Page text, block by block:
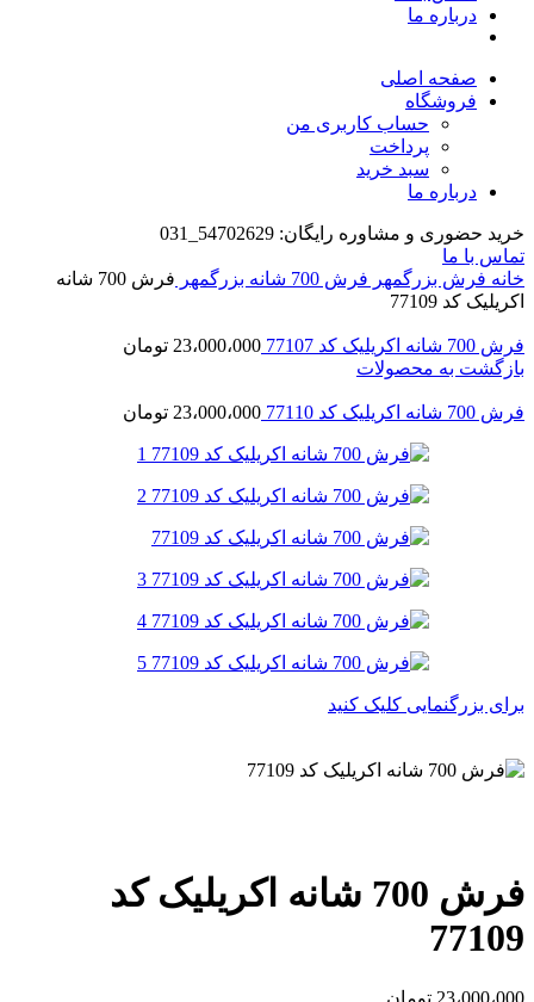
درباره ما
صفحه اصلی
فروشگاه
حساب کاربری من
پرداخت
سبد خرید
درباره ما
خرید حضوری و مشاوره رایگان: 54702629_031
تماس با ما
خانه فرش بزرگمهر فرش 700 شانه بزرگمهر
فرش 700 شانه
اکریلیک کد 77109
فرش 700 شانه اکریلیک کد 77107 23،000،000 تومان
بازگشت به محصولات
فرش 700 شانه اکریلیک کد 77110 23،000،000 تومان
برای بزرگنمایی کلیک کنید
فرش 700 شانه اکریلیک کد
77109
23،000،000 تومان